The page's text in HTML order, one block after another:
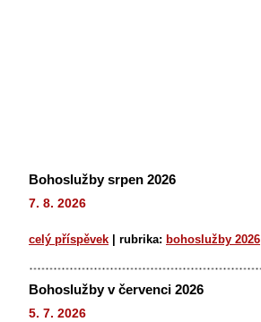
Bohoslužby srpen 2026
7. 8. 2026
celý příspěvek rubrika: bohoslužby 2026
Bohoslužby v červenci 2026
5. 7. 2026